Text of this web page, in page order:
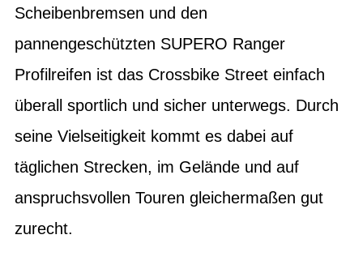
Scheibenbremsen und den
pannengeschützten SUPERO Ranger
Profilreifen ist das Crossbike Street einfach
überall sportlich und sicher unterwegs. Durch
seine Vielseitigkeit kommt es dabei auf
täglichen Strecken, im Gelände und auf
anspruchsvollen Touren gleichermaßen gut
zurecht.